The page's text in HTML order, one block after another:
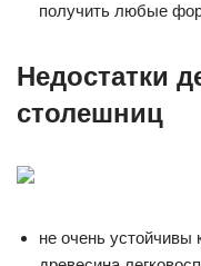
получить любые
Недостатки
столешниц
не очень